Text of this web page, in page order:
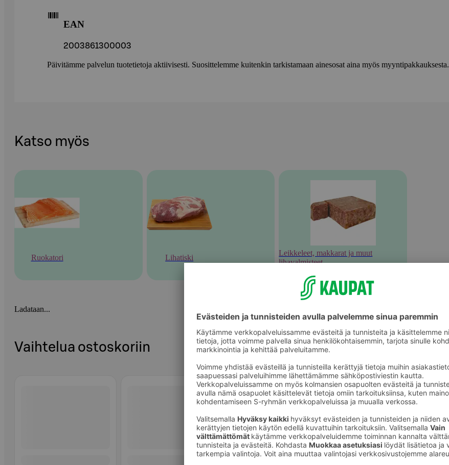
EAN
2003861300003
Päivitämme palvelun tuotetietoja aktiivisesti. Suosittelemme kuitenkin tarkistamaan ainesosat aina myös myyntipakkauksesta.
Katso myös
Ruokatori Lihatiski
Leikkeleet, makkarat ja muut
lihavalmisteet
Ladataan...
Vaihtelua ostoskoriin